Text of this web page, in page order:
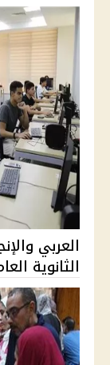
العربي
الثانوية العامة 2026